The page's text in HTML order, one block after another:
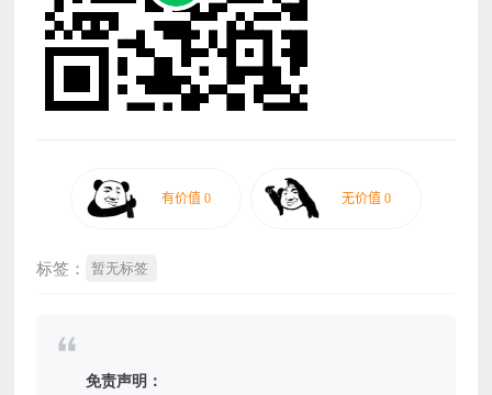
标签： 暂无标签
免责声明：